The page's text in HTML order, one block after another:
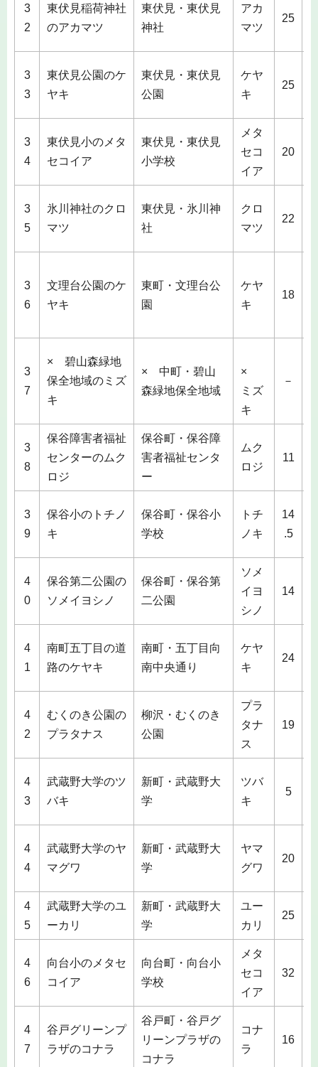
3
2
東伏見稲荷神社
のアカマツ
東伏見・東伏見
神社
アカ
マツ
25
3
3
東伏見公園のケ
ヤキ
東伏見・東伏見
公園
ケヤ
キ
25
3
4
東伏見小のメタ
セコイア
東伏見・東伏見
小学校
メタ
セコ
イア
20
3
5
氷川神社のクロ
マツ
東伏見・氷川神
社
クロ
マツ
22
3
6
文理台公園のケ
ヤキ
東町・文理台公
園
ケヤ
キ
18
3
7
× 碧山森緑地
保全地域のミズ
キ
× 中町・碧山
森緑地保全地域
×
ミズ
キ
－
3
8
保谷障害者福祉
センターのムク
ロジ
保谷町・保谷障
害者福祉センタ
ー
ムク
ロジ
11
3
9
保谷小のトチノ
キ
保谷町・保谷小
学校
トチ
ノキ
14
.5
4
0
保谷第二公園の
ソメイヨシノ
保谷町・保谷第
二公園
ソメ
イヨ
シノ
14
4
1
南町五丁目の道
路のケヤキ
南町・五丁目向
南中央通り
ケヤ
キ
24
4
2
むくのき公園の
プラタナス
柳沢・むくのき
公園
プラ
タナ
ス
19
4
3
武蔵野大学のツ
バキ
新町・武蔵野大
学
ツバ
キ
5
4
4
武蔵野大学のヤ
マグワ
新町・武蔵野大
学
ヤマ
グワ
20
4
5
武蔵野大学のユ
ーカリ
新町・武蔵野大
学
ユー
カリ
25
4
6
向台小のメタセ
コイア
向台町・向台小
学校
メタ
セコ
イア
32
4
7
谷戸グリーンプ
ラザのコナラ
谷戸町・谷戸グ
リーンプラザの
コナラ
コナ
ラ
16